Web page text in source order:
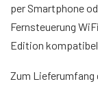
per Smartphone
Fernsteuerung
Edition kompatibel.
Zum Lieferumfang